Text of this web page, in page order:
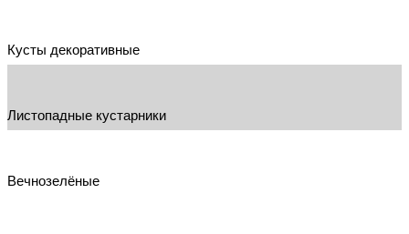
Кусты декоративные
Листопадные кустарники
Вечнозелёные